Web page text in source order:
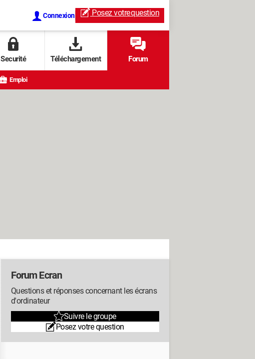
Connexion Posez votrequestion
Securité Téléchargement Forum
Emploi
Forum Ecran
Questions et réponses concernant les écrans
d'ordinateur
Suivre le groupe
Posez votre question